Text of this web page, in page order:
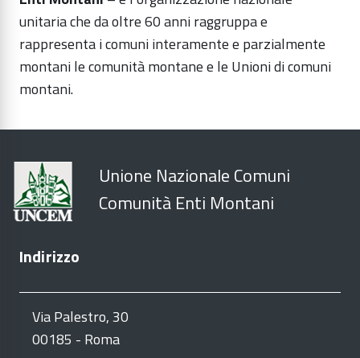
unitaria che da oltre 60 anni raggruppa e
rappresenta i comuni interamente e parzialmente
montani le comunità montane e le Unioni di comuni
montani.
Unione Nazionale Comuni
Comunità Enti Montani
Indirizzo
Via Palestro, 30
00185 - Roma